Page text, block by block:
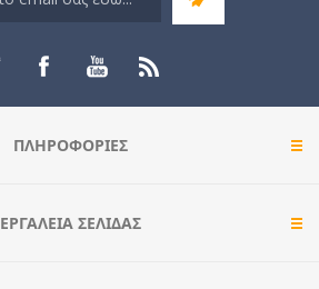
ΠΛΗΡΟΦΟΡΊΕΣ
ΕΡΓΑΛΕΊΑ ΣΕΛΊΔΑΣ